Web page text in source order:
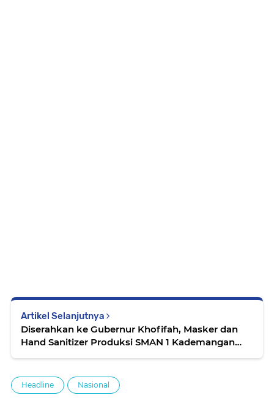
Artikel Selanjutnya
Diserahkan ke Gubernur Khofifah, Masker dan
Hand Sanitizer Produksi SMAN 1 Kademangan
Headline Nasional